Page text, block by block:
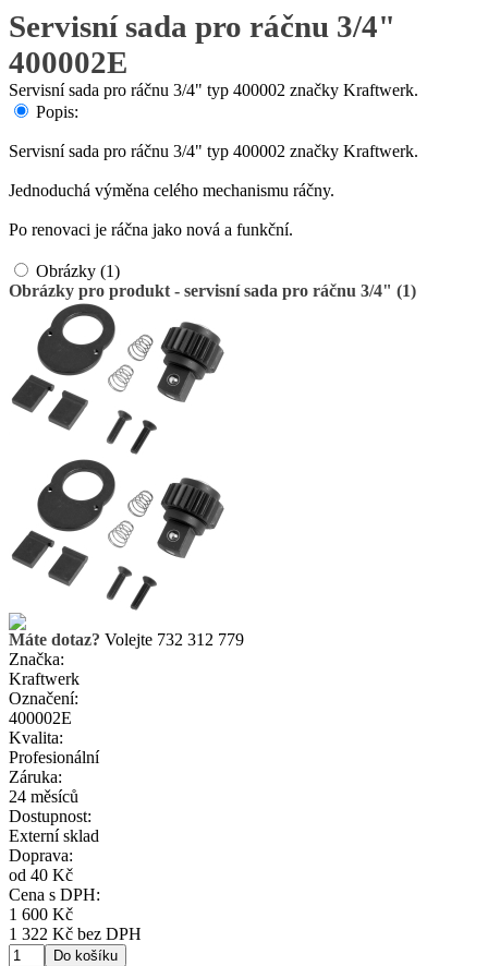
Servisní sada pro ráčnu 3/4"
400002E
Servisní sada pro ráčnu 3/4" typ 400002 značky Kraftwerk.
Popis:
Servisní sada pro ráčnu 3/4" typ 400002 značky Kraftwerk.
Jednoduchá výměna celého mechanismu ráčny.
Po renovaci je ráčna jako nová a funkční.
Obrázky (1)
Obrázky pro produkt - servisní sada pro ráčnu 3/4" (1)
Máte dotaz? Volejte 732 312 779
Značka:
Kraftwerk
Označení:
400002E
Kvalita:
Profesionální
Záruka:
24 měsíců
Dostupnost:
Externí sklad
Doprava:
od 40 Kč
Cena s DPH:
1 600 Kč
1 322 Kč bez DPH